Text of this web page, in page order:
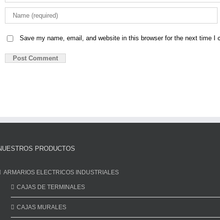
Save my name, email, and website in this browser for the next time I
PRODUCTOS
ARMARIOS ELECTRICOS INDUSTRIALES
CAJAS DE TERMINALES
CAJAS MURALES